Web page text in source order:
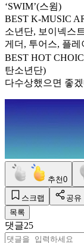
‘SWIM’(스윔)
BEST K-MUSIC
소년단, 보이넥스
게더, 투어스, 플레
BEST HOT
탄소년단)
다수상했으면 좋
추천0
스크랩 공유
목록
댓글25